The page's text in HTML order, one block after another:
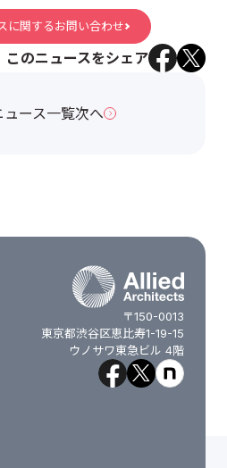
に関するお問い合わせ
このニュースをシェア
ュース一覧次へ
〒150-0013
東京都渋谷区恵比寿1-19-15
ウノサワ東急ビル 4階